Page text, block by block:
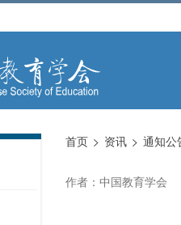
首页 资讯 通知公
作者：中国教育学会